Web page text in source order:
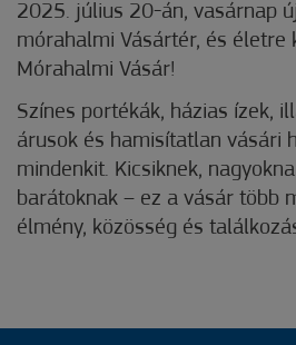
2025. július 20-án, vasárnap
mórahalmi Vásártér, és életre
Mórahalmi Vásár!
Színes portékák, házias ízek,
árusok és hamisítatlan vásári
mindenkit. Kicsiknek,
barátoknak – ez a vásár több
élmény, közösség és